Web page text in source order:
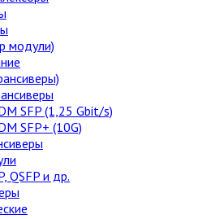
модули)
SFP (1,25 Gbit/s)
SFP+ (10G)
QSFP и др.